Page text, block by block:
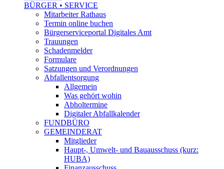
BÜRGER • SERVICE
Mitarbeiter Rathaus
Termin online buchen
Bürgerserviceportal Digitales Amt
Trauungen
Schadenmelder
Formulare
Satzungen und Verordnungen
Abfallentsorgung
Allgemein
Was gehört wohin
Abholtermine
Digitaler Abfallkalender
FUNDBÜRO
GEMEINDERAT
Mitglieder
Haupt-, Umwelt- und Bauausschuss (kurz:
HUBA)